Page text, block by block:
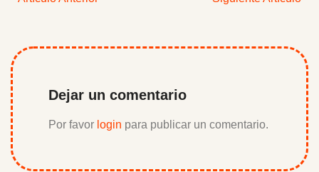
Dejar un comentario
Por favor login para publicar un comentario.